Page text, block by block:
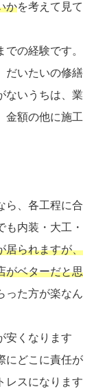
かを考えて見て
の経験です。
だいたいの修繕
ないうちは、業
金額の他に施工
ら、各工程に合
内装・大工・
居られますが、
がベターだと思
った方が楽なん
安くなります
にどこに責任が
レスになります